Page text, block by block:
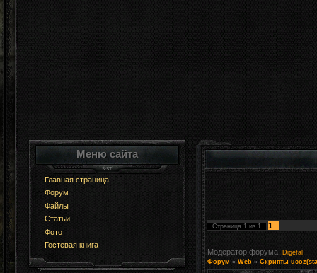
Меню сайта
Главная страница
Форум
Файлы
Статьи
Фото
Гостевая книга
Страница 1 из 1 1
Модератор форума: Digefal
Форум » Web » Скрипты